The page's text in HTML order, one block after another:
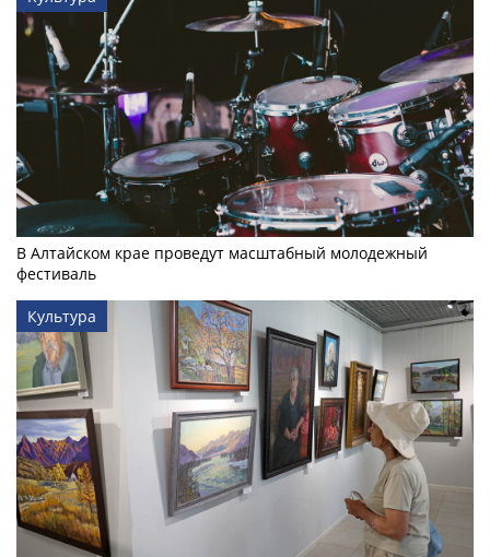
В Алтайском крае проведут масштабный молодежный
фестиваль
Культура